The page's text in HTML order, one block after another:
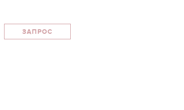
ЗАПРОС